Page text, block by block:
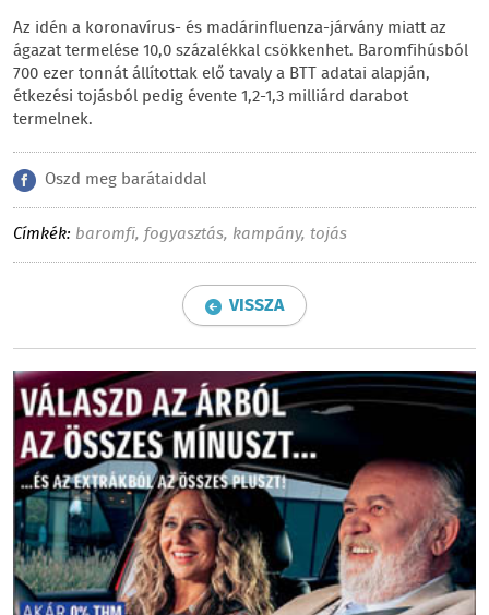
Az idén a koronavírus- és madárinfluenza-járvány miatt az
ágazat termelése 10,0 százalékkal csökkenhet. Baromfihúsból
700 ezer tonnát állítottak elő tavaly a BTT adatai alapján,
étkezési tojásból pedig évente 1,2-1,3 milliárd darabot
termelnek.
Oszd meg barátaiddal
Címkék: baromfi,fogyasztás, kampány, tojás
VISSZA